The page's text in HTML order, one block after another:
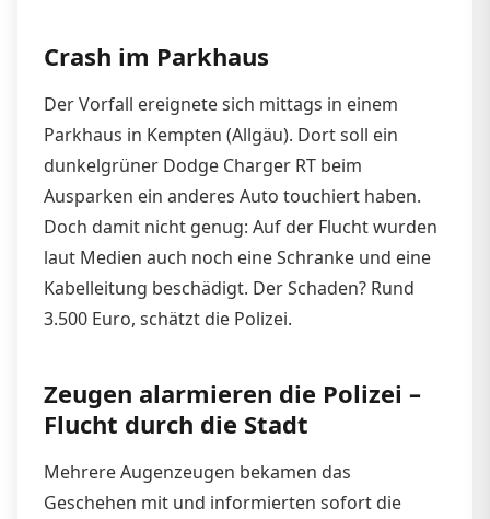
Crash im Parkhaus
Der Vorfall ereignete sich mittags in einem
Parkhaus in Kempten (Allgäu). Dort soll ein
dunkelgrüner Dodge Charger RT beim
Ausparken ein anderes Auto touchiert haben.
Doch damit nicht genug: Auf der Flucht wurden
laut Medien auch noch eine Schranke und eine
Kabelleitung beschädigt. Der Schaden? Rund
3.500 Euro, schätzt die Polizei.
Zeugen alarmieren die Polizei –
Flucht durch die Stadt
Mehrere Augenzeugen bekamen das
Geschehen mit und informierten sofort die